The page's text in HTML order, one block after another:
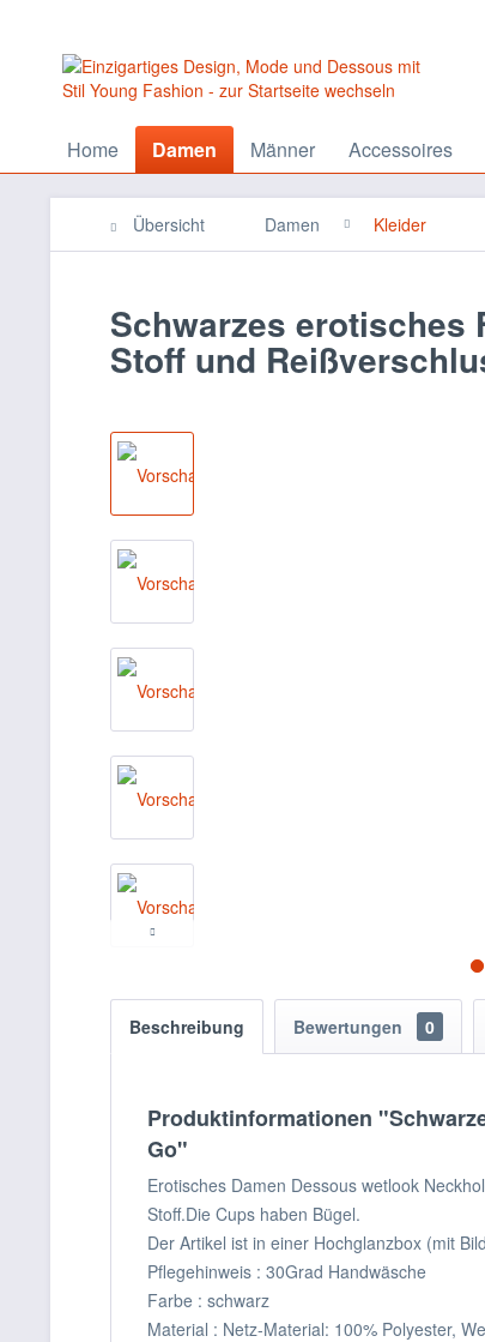
Home Damen Männer Accessoires
Übersicht Damen Kleider
Schwarzes erotisches
Stoff und
Beschreibung Bewertungen 0
Produktinformationen
Go"
Erotisches Damen Dessous wetlook
Stoff.Die Cups haben Bügel.
Der Artikel ist in einer Hochglanzbox (mit
Pflegehinweis : 30Grad Handwäsche
Farbe : schwarz
Material : Netz-Material: 100% Polyester,